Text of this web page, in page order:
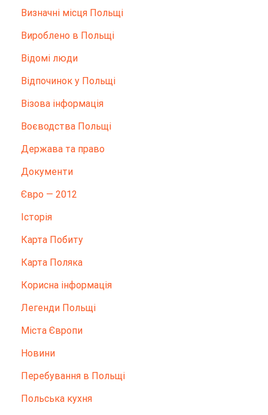
Визначні місця Польщі
Вироблено в Польщі
Відомі люди
Відпочинок у Польщі
Візова інформація
Воєводства Польщі
Держава та право
Документи
Євро — 2012
Історія
Карта Побиту
Карта Поляка
Корисна інформація
Легенди Польщі
Міста Європи
Новини
Перебування в Польщі
Польська кухня